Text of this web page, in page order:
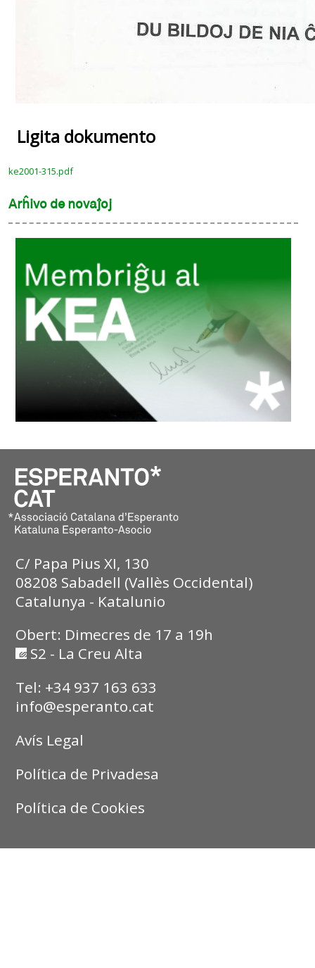
Ligita dokumento
ke2001-315.pdf
Arĥivo de novaĵoj
C/ Papa Pius XI, 130
08208 Sabadell (Vallès Occidental)
Catalunya - Katalunio
Obert: Dimecres de 17 a 19h
S2 - La Creu Alta
Tel: +34 937 163 633
info@esperanto.cat
Avís Legal
Política de Privadesa
Política de Cookies